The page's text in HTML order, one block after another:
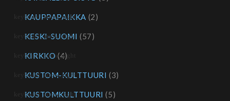
KAUPPAPAIKKA (2)
KESKI-SUOMI (57)
KIRKKO (4)
KUSTOM-KULTTUURI (3)
KUSTOMKULTTUURI (5)